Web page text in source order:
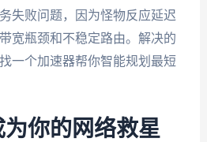
失败问题，因为怪物反应延迟
宽瓶颈和不稳定路由。解决的
一个加速器帮你智能规划最短
你的网络救星